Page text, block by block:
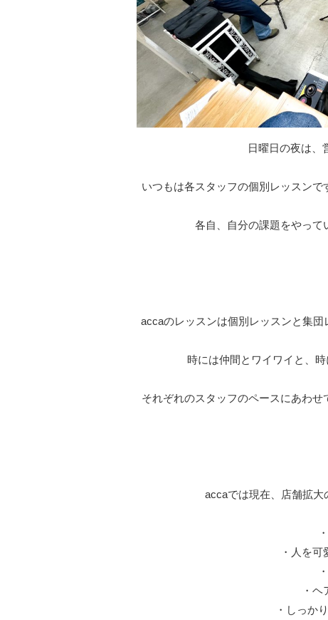
日曜日の夜は、
いつもは各スタッフの個別レッスンで
各自、自分の課題をやって
accaのレッスンは個別レッスンと集
時には仲間とワイワイと、
それぞれのスタッフのペースにあわせ
accaでは現在、店舗拡大
・人を
・
・しっか